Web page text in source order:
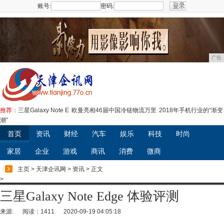
账号: 密码:
广告
推荐： 三星Galaxy Note E 欧曼亮相46届中国冷链物流万里 2018年手机行业的“渐变
潮”
首页 资讯 财经 汽车 娱乐 科技 时尚
家居 企业 游戏 商讯 消费 微商
主页 > 天津企讯网 > 资讯 > 正文
>
三星Galaxy Note Edge 体验评测
来源: 阅读：1411 2020-09-19 04:05:18